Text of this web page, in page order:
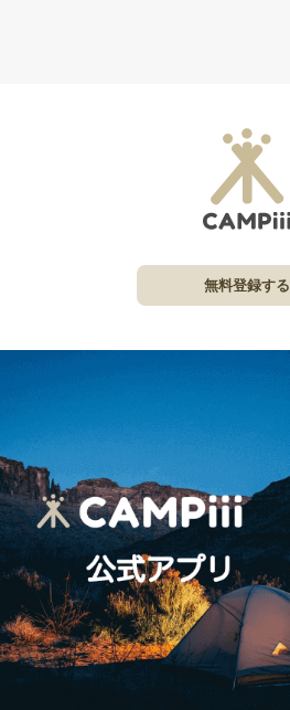
無料登録する